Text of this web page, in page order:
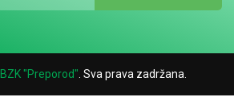
BZK "Preporod". Sva prava zadržana.